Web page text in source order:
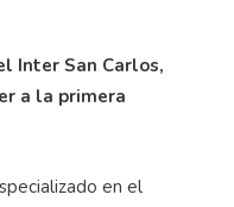
Inter San Carlos,
a la primera
en el